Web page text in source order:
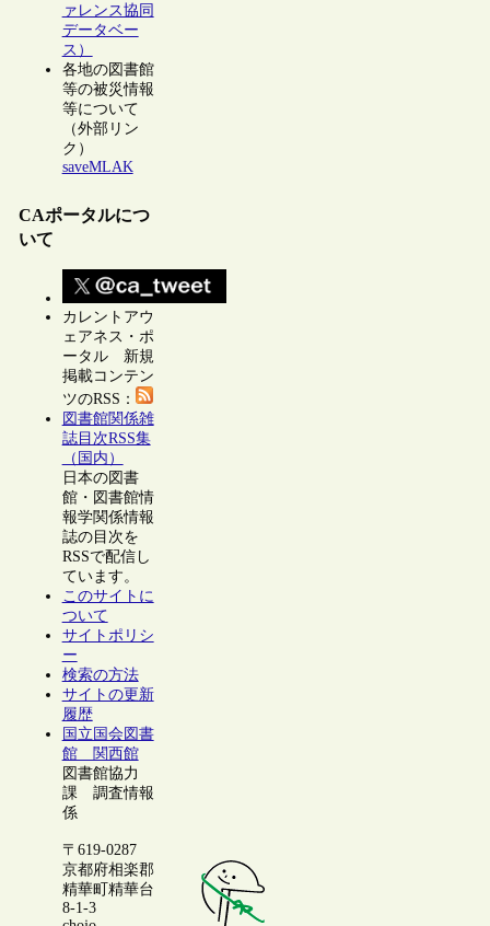
ァレンス協同
データベー
ス）
各地の図書館
等の被災情報
等について
（外部リン
ク）
saveMLAK
CAポータルにつ
いて
カレントアウ
ェアネス・ポ
ータル 新規
掲載コンテン
ツのRSS：
図書館関係雑
誌目次RSS集
（国内）
日本の図書
館・図書館情
報学関係情報
誌の目次を
RSSで配信し
ています。
このサイトに
ついて
サイトポリシ
ー
検索の方法
サイトの更新
履歴
国立国会図書
館 関西館
図書館協力
課 調査情報
係
〒619-0287
京都府相楽郡
精華町精華台
8-1-3